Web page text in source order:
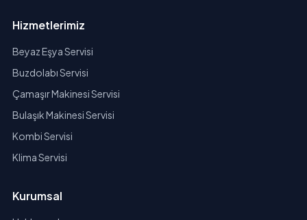
Hizmetlerimiz
Beyaz Eşya Servisi
Buzdolabı Servisi
Çamaşır Makinesi Servisi
Bulaşık Makinesi Servisi
Kombi Servisi
Klima Servisi
Kurumsal